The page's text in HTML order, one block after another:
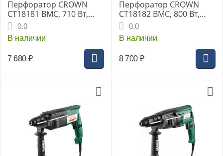
Перфоратор CROWN
CT18181 BMC, 710 Вт,
SDS-Plus, 2.5 Дж
0.0
В наличии
7 680 ₽
Перфоратор CROWN
CT18182 BMC, 800 Вт,
SDS-Plus, 2.8 Дж
0.0
В наличии
8 700 ₽